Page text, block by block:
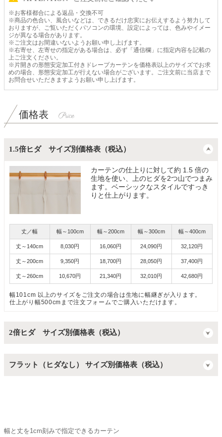
※お客様都合による返品・交換不可
※商品の色合い、風合いなどは、できるだけ忠実にお伝えするよう努力して
おりますが、ご覧いただくパソコンの環境、設定によっては、色みやイメー
ジが異なる場合があります。
※ご注文はお間違いないようお願い申し上げます。
※右寄せ、左寄せの指定がある場合は、必ず「通信欄」に指定内容を記載の
上ご注文ください。
※片開きの形態安定加工付きドレープカーテンを価格表以上のサイズでお求
めの場合、形態安定加工が行えない場合がございます。ご注文前に当店まで
お問合せいただきますようお願い申し上げます。
価格表
1.5倍ヒダ サイズ別価格表（税込）
カーテンの仕上りに対して約 1.5 倍の
生地を使い、上のヒダを2つ山でつまみ
ます。ベーシックなスタイルですっき
りと仕上がります。
丈／幅
丈～140cm
丈～200cm
丈～260cm
幅～100cm
8,030円
9,350円
10,670円
幅～200cm
16,060円
18,700円
21,340円
幅～300cm
24,090円
28,050円
32,010円
幅～400cm
32,120円
37,400円
42,680円
幅101cm 以上のサイズをご注文の場合は生地に幅継ぎが入ります。
仕上がり幅500cmまで注文フォームでご購入いただけます。
2倍ヒダ サイズ別価格表（税込）
フラット（ヒダなし） サイズ別価格表（税込）
幅と丈を1cm刻みで指定できるカーテン